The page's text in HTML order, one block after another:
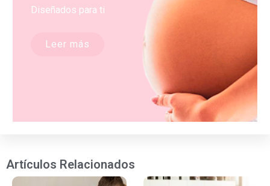
Diseñados para ti
Leer más
Artículos Relacionados